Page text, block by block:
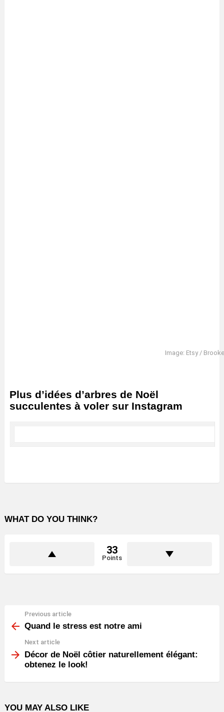
Image: Etsy /
Plus d’idées d’arbres de Noël
succulentes à voler sur Instagram
WHAT DO YOU THINK?
33
Points
more
Previous article
Quand le stress est notre ami
Next article
Décor de Noël côtier naturellement élégant:
obtenez le look!
YOU MAY ALSO LIKE